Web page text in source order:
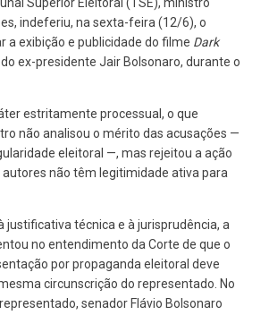
Superior Eleitoral (TSE), ministro
indeferiu, na sexta-feira (12/6), o
a exibição e publicidade do filme Dark
ex-presidente Jair Bolsonaro, durante o
estritamente processual, o que
não analisou o mérito das acusações —
eleitoral —, mas rejeitou a ação
não têm legitimidade ativa para
justificativa técnica e à jurisprudência, a
no entendimento da Corte de que o
por propaganda eleitoral deve
circunscrição do representado. No
senador Flávio Bolsonaro